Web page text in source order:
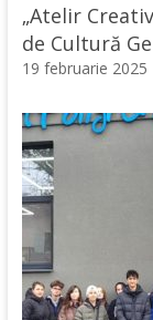
„Atelir
de Cultură
19 februarie 2025